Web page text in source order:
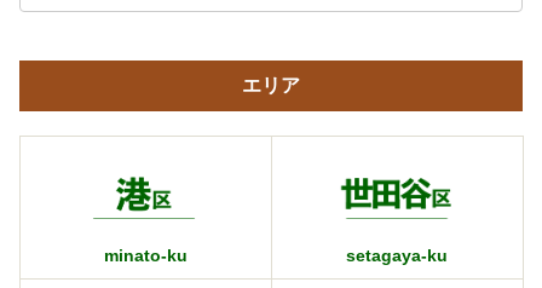
エリア
minato-ku setagaya-ku